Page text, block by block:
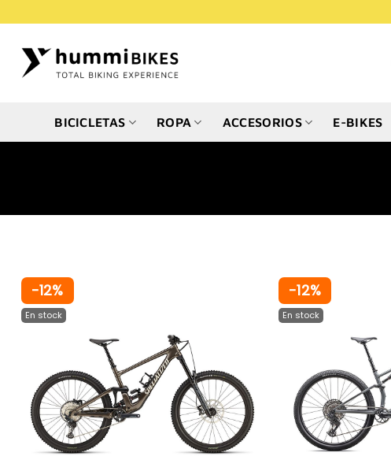
al
contenido
BICICLETAS ROPA ACCESORIOS E-BIKES
-12% -12%